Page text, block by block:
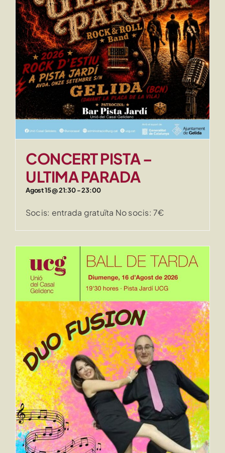
CONCERT PISTA –
ULTIMA PARADA
Agost 15 @ 21:30-23:00
Socis: entrada gratuïta No socis: 7€